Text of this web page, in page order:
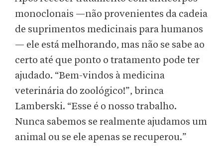
monoclonais —não provenientes da cadeia
de suprimentos medicinais para humanos
— ele está melhorando, mas não se sabe ao
certo até que ponto o tratamento pode ter
ajudado. “Bem-vindos à medicina
veterinária do zoológico!”, brinca
Lamberski. “Esse é o nosso trabalho.
Nunca sabemos se realmente ajudamos um
animal ou se ele apenas se recuperou.”